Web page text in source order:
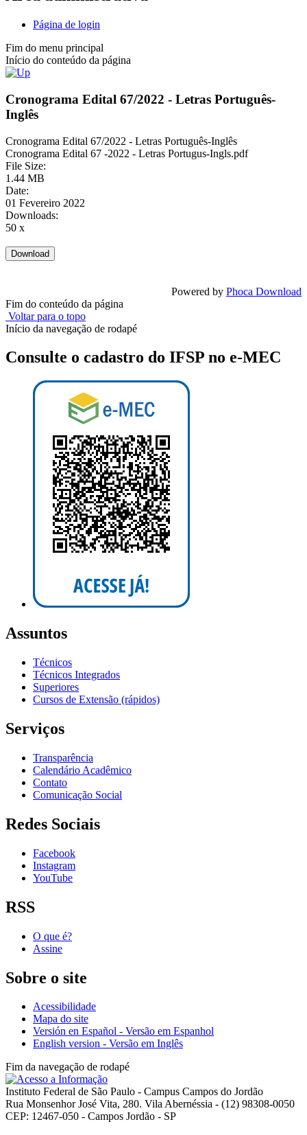
Página de login
Fim do menu principal
Início do conteúdo da página
Cronograma Edital 67/2022 - Letras Português-
Inglês
Cronograma Edital 67/2022 - Letras Português-Inglês
Cronograma Edital 67 -2022 - Letras Portugus-Ingls.pdf
File Size:
1.44 MB
Date:
01 Fevereiro 2022
Downloads:
50 x
Powered by Phoca Download
Fim do conteúdo da página
Voltar para o topo
Início da navegação de rodapé
Consulte o cadastro do IFSP no e-MEC
Assuntos
Técnicos
Técnicos Integrados
Superiores
Cursos de Extensão (rápidos)
Serviços
Transparência
Calendário Acadêmico
Contato
Comunicação Social
Redes Sociais
Facebook
Instagram
YouTube
RSS
O que é?
Assine
Sobre o site
Acessibilidade
Mapa do site
Versión en Español - Versão em Espanhol
English version - Versão em Inglês
Fim da navegação de rodapé
Instituto Federal de São Paulo - Campus Campos do Jordão
Rua Monsenhor José Vita, 280. Vila Abernéssia - (12) 98308-0050
CEP: 12467-050 - Campos Jordão - SP